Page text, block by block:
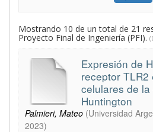
Mostrando 10 de un total de 21
Proyecto Final de Ingeniería (PFI).
Expresión de
receptor TLR2
celulares de
Huntington
Palmieri, Mateo (Universidad
2023)